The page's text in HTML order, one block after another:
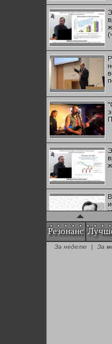
Резонанс